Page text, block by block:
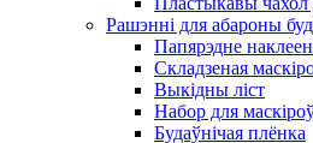
Рашэнні для абароны
Папярэдне
Складзеная
Выкідны ліст
Набор для
Будаўнічая плёнка